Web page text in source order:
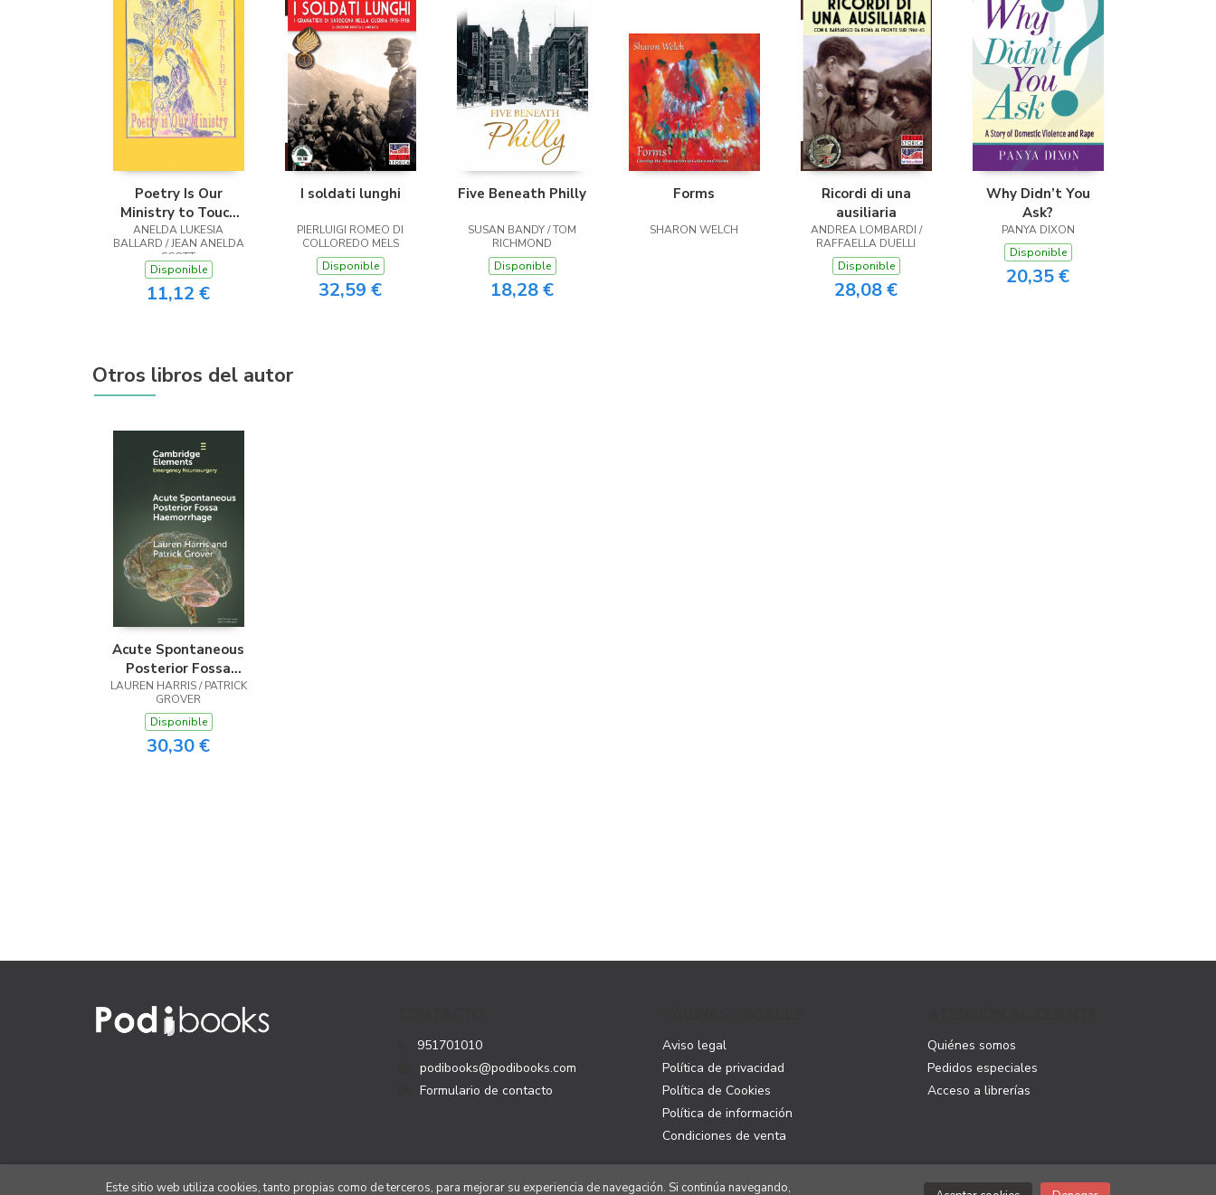
Poetry Is Our
Ministry to Touch
the Heart
ANELDA LUKESIA
BALLARD / JEAN ANELDA
SCOTT
Disponible
11,12 €
I soldati lunghi
PIERLUIGI ROMEO DI
COLLOREDO MELS
Disponible
32,59 €
Five Beneath Philly
SUSAN BANDY / TOM
RICHMOND
Disponible
18,28 €
Forms
SHARON WELCH
Ricordi di una
ausiliaria
ANDREA LOMBARDI /
RAFFAELLA DUELLI
Disponible
28,08 €
Why Didn’t You
Ask?
PANYA DIXON
Disponible
20,35 €
Otros libros del autor
Acute Spontaneous
Posterior Fossa
Haemorrhage
LAUREN HARRIS / PATRICK
GROVER
Disponible
30,30 €
951701010
podibooks@podibooks.com
Formulario de contacto
Aviso legal
Política de privacidad
Política de Cookies
Política de información
Condiciones de venta
Quiénes somos
Pedidos especiales
Acceso a librerías
Este sitio web utiliza cookies, tanto propias como de terceros, para mejorar su experiencia de navegación. Si continúa navegando,